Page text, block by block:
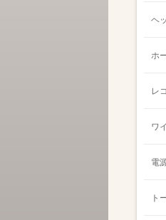
ヘ
ホ
レ
ワ
電
ト